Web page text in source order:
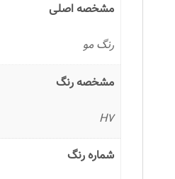
مشخصه اصلی
رنگ مو
مشخصه رنگ
H7
شماره رنگ